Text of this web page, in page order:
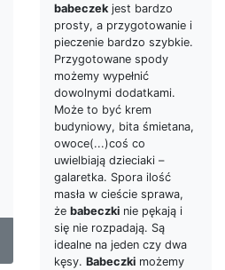
babeczek jest bardzo
prosty, a przygotowanie i
pieczenie bardzo szybkie.
Przygotowane spody
możemy wypełnić
dowolnymi dodatkami.
Może to być krem
budyniowy, bita śmietana,
owoce(...)coś co
uwielbiają dzieciaki –
galaretka. Spora ilość
masła w cieście sprawa,
że babeczki nie pękają i
się nie rozpadają. Są
idealne na jeden czy dwa
kęsy. Babeczki możemy